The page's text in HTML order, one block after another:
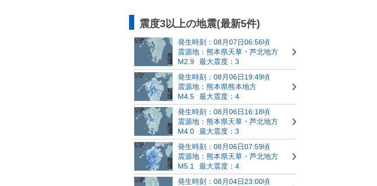
震度3以上の地震(最新5件)
発生時刻：08月07日06:56頃
震源地：熊本県天草・芦北地方
M2.9
最大震度：3
発生時刻：08月06日19:49頃
震源地：熊本県熊本地方
M4.5
最大震度：4
発生時刻：08月06日16:18頃
震源地：熊本県天草・芦北地方
M4.0
最大震度：3
発生時刻：08月06日07:59頃
震源地：熊本県天草・芦北地方
M5.1
最大震度：4
発生時刻：08月04日23:00頃